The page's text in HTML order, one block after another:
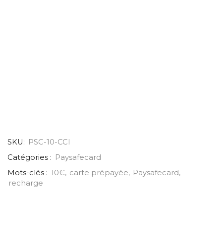
SKU:
PSC-10-CCI
Catégories :
Paysafecard
Mots-clés : 10€, carte prépayée, Paysafecard,
recharge